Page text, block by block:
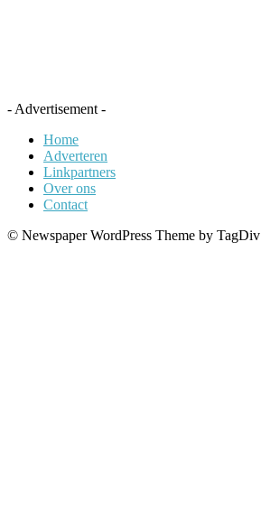
- Advertisement -
Home
Adverteren
Linkpartners
Over ons
Contact
© Newspaper WordPress Theme by TagDiv